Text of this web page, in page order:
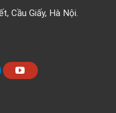
Cầu Giấy, Hà Nội.